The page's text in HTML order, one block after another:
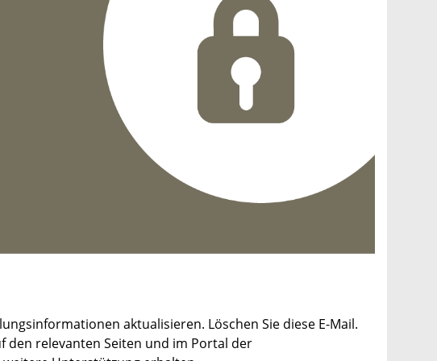
aktualisieren. Löschen Sie diese E-Mail.
den relevanten Seiten und im Portal der